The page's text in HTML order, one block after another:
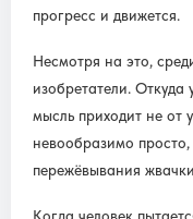
прогресс и движется.
Несмотря на это,
изобретатели. Откуда
мысль приходит не от
невообразимо
пережёвывания